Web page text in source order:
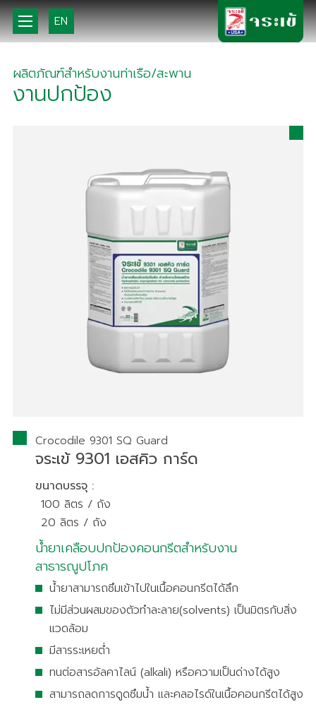
EN
ผลิตภัณฑ์สำหรับงานท่าเรือ/สะพาน
งานปกป้อง
Crocodile 9301 SQ Guard​
จระเข้ 9301 เอสคิว การ์ด
ขนาดบรรจุ :
100 ลิตร / ถัง
20 ลิตร / ถัง
น้ำยาเคลือบปกป้องคอนกรีตสำหรับงาน
สาธารณูปโภค
น้ำยาสามารถซึมเข้าไปในเนื้อคอนกรีตได้ลึก
ไม่มีส่วนผสมของตัวทำละลาย(solvents) เป็นมิตรกับสิ่ง
แวดล้อม
มีสารระเหยต่ำ
ทนต่อสารอัลคาไลน์ (alkali) หรือความเป็นด่างได้สูง
สามารถลดการดูดซึมน้ำ และคลอไรด์ในเนื้อคอนกรีตได้สูง